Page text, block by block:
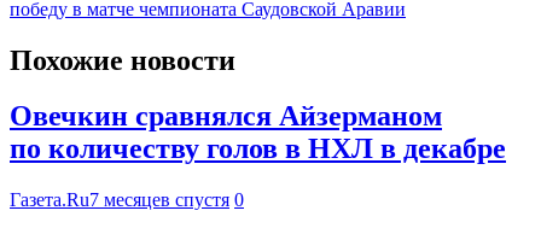
победу в матче чемпионата Саудовской Аравии
Похожие новости
Овечкин сравнялся Айзерманом
по количеству голов в НХЛ в декабре
Газета.Ru7 месяцев спустя 0